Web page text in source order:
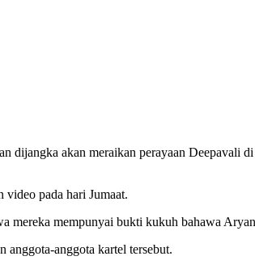
akan meraikan perayaan Deepavali
pada hari Jumaat.
mereka mempunyai bukti kukuh bahawa
anggota-anggota kartel tersebut.